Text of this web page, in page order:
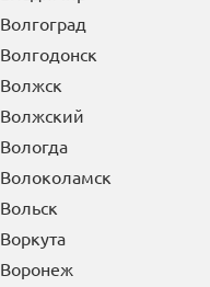
Волгоград
Волгодонск
Волжск
Волжский
Вологда
Волоколамск
Вольск
Воркута
Воронеж